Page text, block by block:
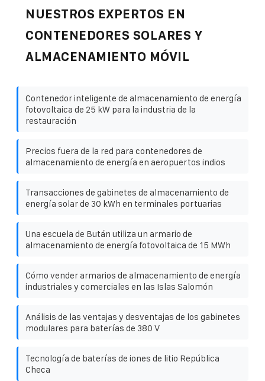
NUESTROS EXPERTOS EN
CONTENEDORES SOLARES Y
ALMACENAMIENTO MÓVIL
Contenedor inteligente de almacenamiento de energía
fotovoltaica de 25 kW para la industria de la
restauración
Precios fuera de la red para contenedores de
almacenamiento de energía en aeropuertos indios
Transacciones de gabinetes de almacenamiento de
energía solar de 30 kWh en terminales portuarias
Una escuela de Bután utiliza un armario de
almacenamiento de energía fotovoltaica de 15 MWh
Cómo vender armarios de almacenamiento de energía
industriales y comerciales en las Islas Salomón
Análisis de las ventajas y desventajas de los gabinetes
modulares para baterías de 380 V
Tecnología de baterías de iones de litio República
Checa